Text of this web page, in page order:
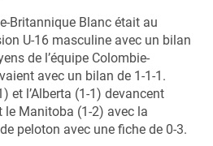
Britannique Blanc était au
U-16 masculine avec un bilan
de l’équipe Colombie-
avec un bilan de 1-1-1.
et l’Alberta (1-1) devancent
Manitoba (1-2) avec la
peloton avec une fiche de 0-3.